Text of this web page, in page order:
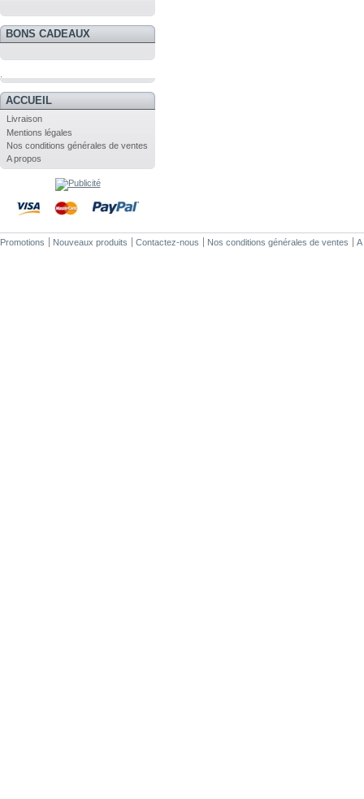
BONS CADEAUX
ACCUEIL
Livraison
Mentions légales
Nos conditions générales de ventes
A propos
Promotions Nouveaux produits Contactez-nous Nos conditions générales de ventes A